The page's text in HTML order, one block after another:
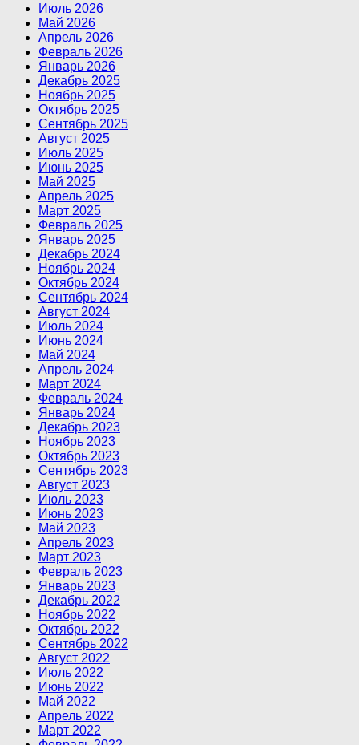
Июль 2026
Май 2026
Апрель 2026
Февраль 2026
Январь 2026
Декабрь 2025
Ноябрь 2025
Октябрь 2025
Сентябрь 2025
Август 2025
Июль 2025
Июнь 2025
Май 2025
Апрель 2025
Март 2025
Февраль 2025
Январь 2025
Декабрь 2024
Ноябрь 2024
Октябрь 2024
Сентябрь 2024
Август 2024
Июль 2024
Июнь 2024
Май 2024
Апрель 2024
Март 2024
Февраль 2024
Январь 2024
Декабрь 2023
Ноябрь 2023
Октябрь 2023
Сентябрь 2023
Август 2023
Июль 2023
Июнь 2023
Май 2023
Апрель 2023
Март 2023
Февраль 2023
Январь 2023
Декабрь 2022
Ноябрь 2022
Октябрь 2022
Сентябрь 2022
Август 2022
Июль 2022
Июнь 2022
Май 2022
Апрель 2022
Март 2022